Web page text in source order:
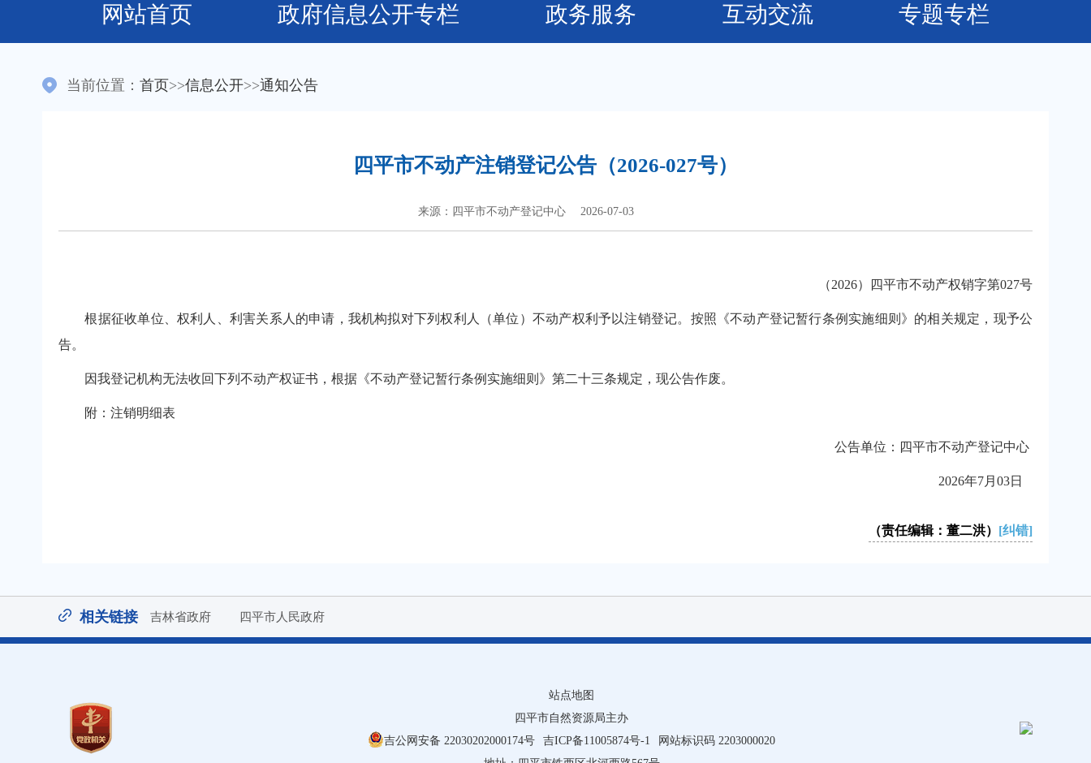
网站首页 政府信息公开专栏 政务服务 互动交流 专题专栏
当前位置： 首页>>信息公开>>通知公告
四平市不动产注销登记公告（2026-027号）
来源：四平市不动产登记中心 2026-07-03
（2026）四平市不动产权销字第027号
根据征收单位、权利人、利害关系人的申请，我机构拟对下列权利人（单位）不动产权利予以注销登记。按照《不动产登记暂行条例实施细则》的相关规定，现予公
告。
因我登记机构无法收回下列不动产权证书，根据《不动产登记暂行条例实施细则》第二十三条规定，现公告作废。
附：注销明细表
公告单位：四平市不动产登记中心
2026年7月03日
（责任编辑：董二洪） [纠错]
相关链接 吉林省政府 四平市人民政府
站点地图
四平市自然资源局主办
吉公网安备 22030202000174号
吉ICP备11005874号-1
网站标识码 2203000020